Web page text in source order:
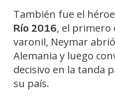
También fue el
Río 2016, el primero
varonil, Neymar
Alemania y luego
decisivo en la tanda
su país.